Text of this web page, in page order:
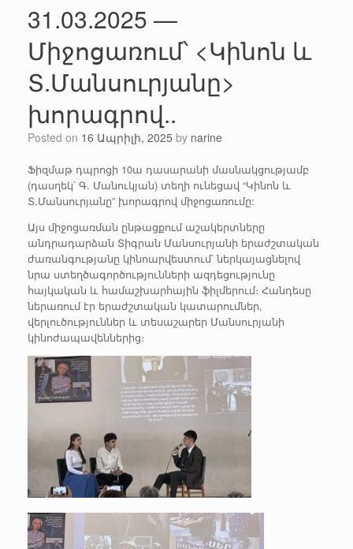
31.03.2025 —
Միջոցառում՝ <Կինոն և
Տ.Մանսուրյանը>
խորագրով..
Posted on 16 Ապրիլի, 2025 by narine
Ֆիզմաթ դպրոցի 10ա դասարանի մասնակցությամբ
(դասղեկ՝ Գ. Մանուկյան) տեղի ունեցավ “Կինոն և
Տ.Մանսուրյանը” խորագրով միջոցառումը:
Այս միջոցառման ընթացքում աշակերտները
անդրադարձան Տիգրան Մանսուրյանի երաժշտական
ժառանգությանը կինոարվեստում՝ ներկայացնելով
նրա ստեղծագործությունների ազդեցությունը
հայկական և համաշխարհային ֆիլմերում։ Հանդեսը
ներառում էր երաժշտական կատարումներ,
վերլուծություններ և տեսաշարեր Մանսուրյանի
կինոժապավեններից։